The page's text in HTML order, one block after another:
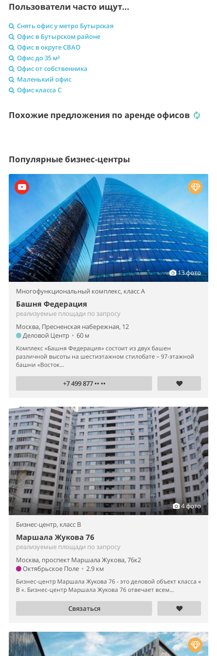
Пользователи часто ищут...
Снять офис у метро Бутырская
Офис в Бутырском районе
Офис в округе СВАО
Офис до 35 м²
Офис от собственника
Маленький офис
Офис класса C
Похожие предложения по аренде офисов
Популярные бизнес-центры
13 фото
Многофункциональный комплекс, класс A
Башня Федерация
реализуемые площади по запросу
Москва, Пресненская набережная, 12
Деловой Центр • 60 м
Комплекс «Башня Федерация» состоит из двух башен
различной высоты на шестиэтажном стилобате – 97-этажной
башни «Восток...
+7 499 877 •• ••
4 фото
Бизнес-центр, класс B
Маршала Жукова 76
реализуемые площади по запросу
Москва, проспект Маршала Жукова, 76к2
Октябрьское Поле • 2.9 км
Бизнес-центр Маршала Жукова 76 - это деловой объект класса «
B «. Бизнес-центр Маршала Жукова 76 отвечает всем...
Связаться